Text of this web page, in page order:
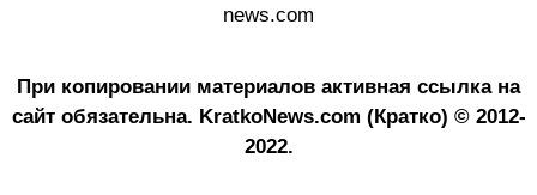
news.com
При копировании материалов активная ссылка на
сайт обязательна. KratkoNews.com (Кратко) © 2012-
2022.